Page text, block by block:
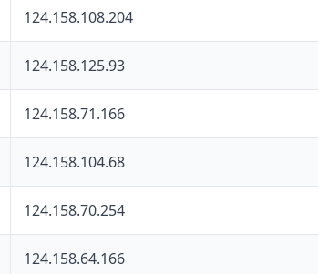
124.158.108.204
124.158.125.93
124.158.71.166
124.158.104.68
124.158.70.254
124.158.64.166